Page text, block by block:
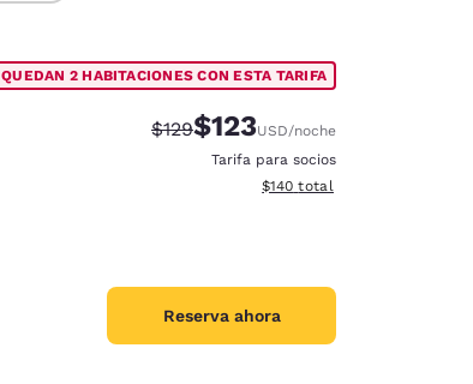
QUEDAN 2 HABITACIONES CON ESTA TARIFA
Tarifa tachada:
$129Tarifa reducida:
$123USD/noche
Tarifa para socios
Ver detalles totales
$140 total
Reserva ahora